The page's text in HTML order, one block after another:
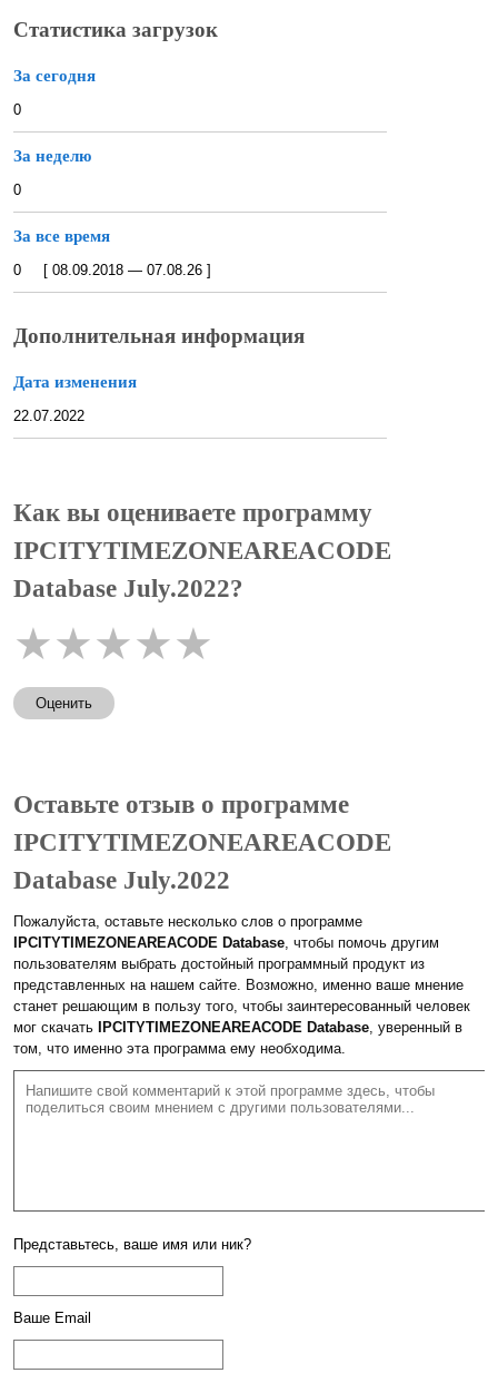
Статистика загрузок
За сегодня
0
За неделю
0
За все время
0 [ 08.09.2018 — 07.08.26 ]
Дополнительная информация
Дата изменения
22.07.2022
Как вы оцениваете программу
IPCITYTIMEZONEAREACODE
Database July.2022?
★★★★★
Оценить
Оставьте отзыв о программе
IPCITYTIMEZONEAREACODE
Database July.2022
Пожалуйста, оставьте несколько слов о программе
IPCITYTIMEZONEAREACODE Database, чтобы помочь другим
пользователям выбрать достойный программный продукт из
представленных на нашем сайте. Возможно, именно ваше мнение
станет решающим в пользу того, чтобы заинтересованный человек
мог скачать
IPCITYTIMEZONEAREACODE Database, уверенный в
том, что именно эта программа ему необходима.
Представьтесь, ваше имя или ник?
Ваше Email